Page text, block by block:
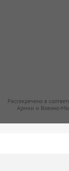
Рассекречено в
Армии и Военно-